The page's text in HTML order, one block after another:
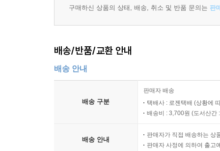
구매하신 상품의 상태, 배송, 취소 및 반품 문의는 판
배송/반품/교환 안내
배송 안내
배송 구분
판매자 배송
택배사 : 로젠택배 (상황에
배송비 : 3,700원 (도서산간
배송 안내
판매자가 직접 배송하는 상
판매자 사정에 의하여 출고